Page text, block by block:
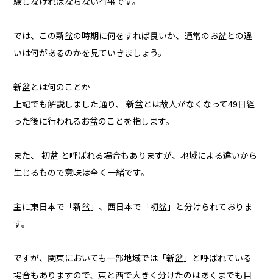
験しなければならない行事です。
では、この新盆の時期に何をすれば良いか、通常のお盆との違
いは何があるのかを見ていきましょう。
新盆とは何のことか
上記でも解説しました通り、 新盆とは故人がなくなって49日経
った後に行われるお盆のことを指します。
また、 初盆 と呼ばれる場合もありますが、地域による違いから
生じるもので意味は全く一緒です。
主に東日本で「新盆」、西日本で「初盆」と分けられておりま
す。
ですが、関東においても一部地域では「新盆」と呼ばれている
場合もありますので、東と西で大きく分けたのはあくまでも目